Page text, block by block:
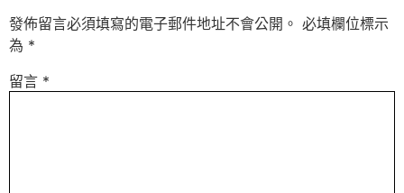
發佈留言必須填寫的電子郵件地址不會公開。 必填欄位標示
為 *
留言 *